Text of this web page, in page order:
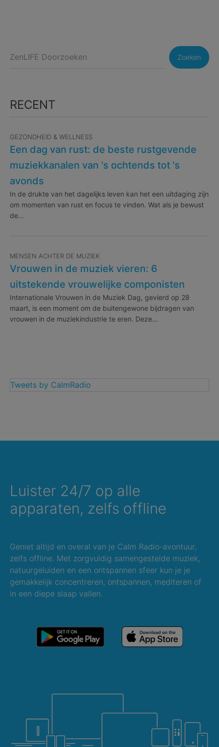
Zoeken
RECENT
GEZONDHEID & WELLNESS
Een dag van rust: de beste rustgevende
muziekkanalen van 's ochtends tot 's
avonds
In de drukte van het dagelijks leven kan het een uitdaging zijn
om momenten van rust en focus te vinden. Wat als je bewust
de…
MENSEN ACHTER DE MUZIEK
Vrouwen in de muziek vieren: 6
uitstekende vrouwelijke componisten
Internationale Vrouwen in de Muziek Dag, gevierd op 28
maart, is een moment om de buitengewone bijdragen van
vrouwen in de muziekindustrie te eren. Deze…
Tweets by CalmRadio
Luister 24/7 op alle
apparaten, zelfs offline
Geniet altijd en overal van je Calm Radio-avontuur,
zelfs offline. Met zorgvuldig samengestelde muziek,
natuurgeluiden en een ontspannen sfeer kun je je
gemakkelijk concentreren, ontspannen, mediteren of
in een diepe slaap vallen.